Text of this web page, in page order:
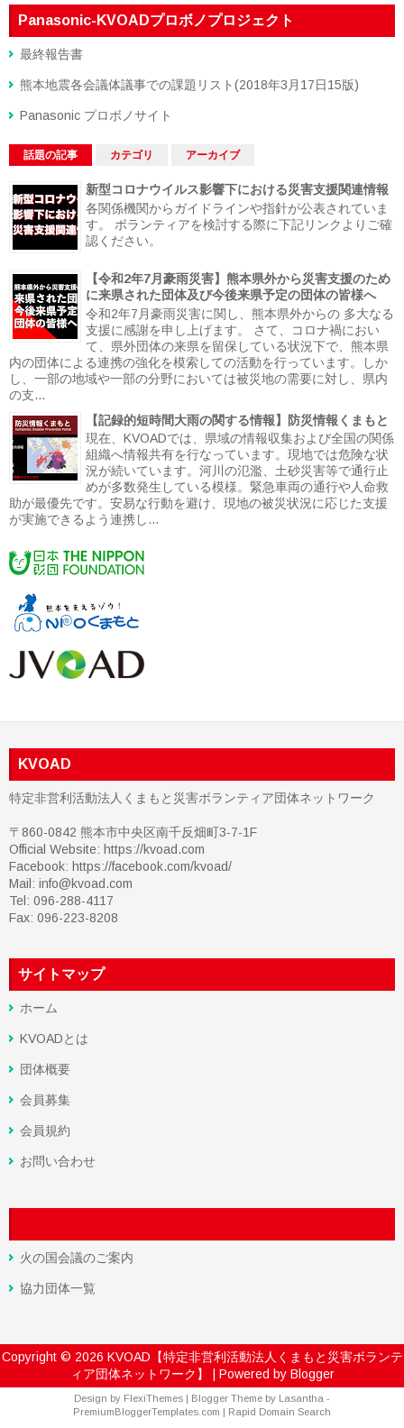
Panasonic-KVOADプロボノプロジェクト
最終報告書
熊本地震各会議体議事での課題リスト(2018年3月17日15版)
Panasonic プロボノサイト
話題の記事 カテゴリ アーカイブ
新型コロナウイルス影響下における災害支援関連情報
各関係機関からガイドラインや指針が公表されていま
す。 ボランティアを検討する際に下記リンクよりご確
認ください。
【令和2年7月豪雨災害】熊本県外から災害支援のため
に来県された団体及び今後来県予定の団体の皆様へ
令和2年7月豪雨災害に関し、熊本県外からの 多大なる
支援に感謝を申し上げます。 さて、コロナ禍におい
て、県外団体の来県を留保している状況下で、熊本県
内の団体による連携の強化を模索しての活動を行っています。しか
し、一部の地域や一部の分野においては被災地の需要に対し、県内
の支...
【記録的短時間大雨の関する情報】防災情報くまもと
現在、KVOADでは、県域の情報収集および全国の関係
組織へ情報共有を行なっています。現地では危険な状
況が続いています。河川の氾濫、土砂災害等で通行止
めが多数発生している模様。緊急車両の通行や人命救
助が最優先です。安易な行動を避け、現地の被災状況に応じた支援
が実施できるよう連携し...
KVOAD
特定非営利活動法人くまもと災害ボランティア団体ネットワーク
〒860-0842 熊本市中央区南千反畑町3-7-1F
Official Website: https://kvoad.com
Facebook: https://facebook.com/kvoad/
Mail: info@kvoad.com
Tel: 096-288-4117
Fax: 096-223-8208
サイトマップ
ホーム
KVOADとは
団体概要
会員募集
会員規約
お問い合わせ
火の国会議のご案内
協力団体一覧
Copyright © 2026 KVOAD【特定非営利活動法人くまもと災害ボランテ
ィア団体ネットワーク】
| Powered by Blogger
Design by FlexiThemes | Blogger Theme by Lasantha -
PremiumBloggerTemplates.com
Rapid Domain Search